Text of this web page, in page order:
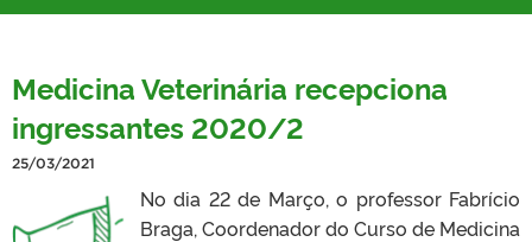
INTERNACIONAL
PORTARIAS
TELEFONES
Medicina Veterinária recepciona
ingressantes 2020/2
25/03/2021
No dia 22 de Março, o professor Fabrício
Braga, Coordenador do Curso de Medicina